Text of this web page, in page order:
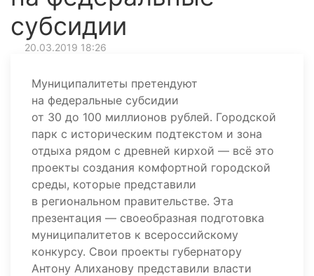
субсидии
20.03.2019 18:26
Муниципалитеты претендуют
на федеральные субсидии
от 30 до 100 миллионов рублей. Городской
парк с историческим подтекстом и зона
отдыха рядом с древней кирхой — всё это
проекты создания комфортной городской
среды, которые представили
в региональном правительстве. Эта
презентация — своеобразная подготовка
муниципалитетов к всероссийскому
конкурсу. Свои проекты губернатору
Антону Алиханову представили власти